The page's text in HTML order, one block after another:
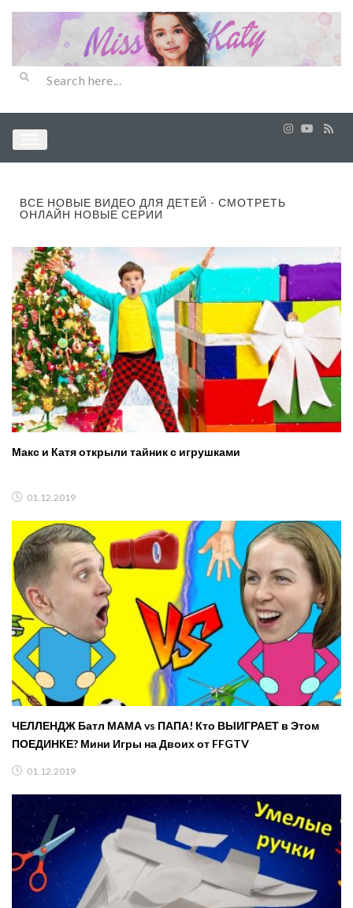
ВСЕ НОВЫЕ ВИДЕО ДЛЯ ДЕТЕЙ - СМОТРЕТЬ
ОНЛАЙН НОВЫЕ СЕРИИ
Макс и Катя открыли тайник с игрушками
01.12.2019
ЧЕЛЛЕНДЖ Батл МАМА vs ПАПА! Кто ВЫИГРАЕТ в Этом
ПОЕДИНКЕ? Мини Игры на Двоих от FFGTV
01.12.2019